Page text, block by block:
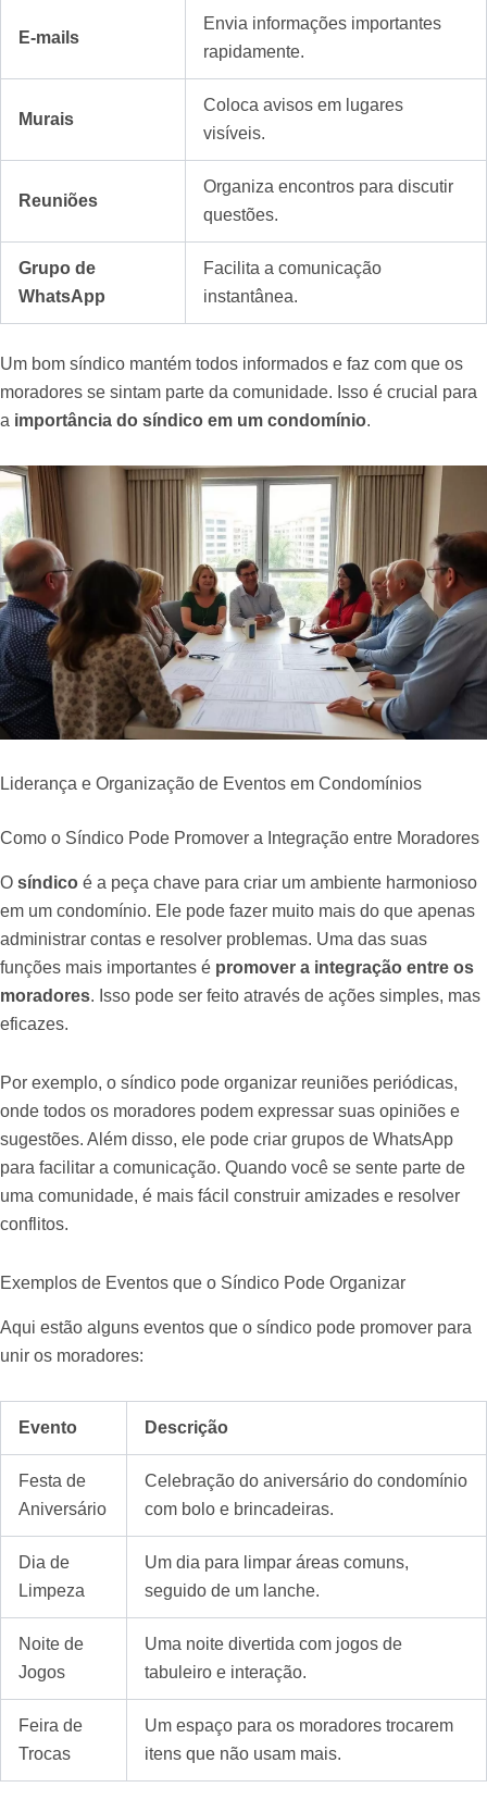
E-mails
Envia informações importantes
rapidamente.
Murais
Coloca avisos em lugares
visíveis.
Reuniões
Organiza encontros para discutir
questões.
Grupo de
WhatsApp
Facilita a comunicação
instantânea.
Um bom síndico mantém todos informados e faz com que os
moradores se sintam parte da comunidade. Isso é crucial para
a importância do síndico em um condomínio.
Liderança e Organização de Eventos em Condomínios
Como o Síndico Pode Promover a Integração entre Moradores
O síndico é a peça chave para criar um ambiente harmonioso
em um condomínio. Ele pode fazer muito mais do que apenas
administrar contas e resolver problemas. Uma das suas
funções mais importantes é promover a integração entre os
moradores. Isso pode ser feito através de ações simples, mas
eficazes.
Por exemplo, o síndico pode organizar reuniões periódicas,
onde todos os moradores podem expressar suas opiniões e
sugestões. Além disso, ele pode criar grupos de WhatsApp
para facilitar a comunicação. Quando você se sente parte de
uma comunidade, é mais fácil construir amizades e resolver
conflitos.
Exemplos de Eventos que o Síndico Pode Organizar
Aqui estão alguns eventos que o síndico pode promover para
unir os moradores:
Evento Descrição
Festa de
Aniversário
Celebração do aniversário do condomínio
com bolo e brincadeiras.
Dia de
Limpeza
Um dia para limpar áreas comuns,
seguido de um lanche.
Noite de
Jogos
Uma noite divertida com jogos de
tabuleiro e interação.
Feira de
Trocas
Um espaço para os moradores trocarem
itens que não usam mais.